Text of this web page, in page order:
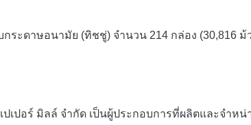
าษอนามัย (ทิชชู่) จำนวน 214 กล่อง (30,816 ม้
ปอร์ มิลล์ จำกัด เป็นผู้ประกอบการที่ผลิตและจำหน่